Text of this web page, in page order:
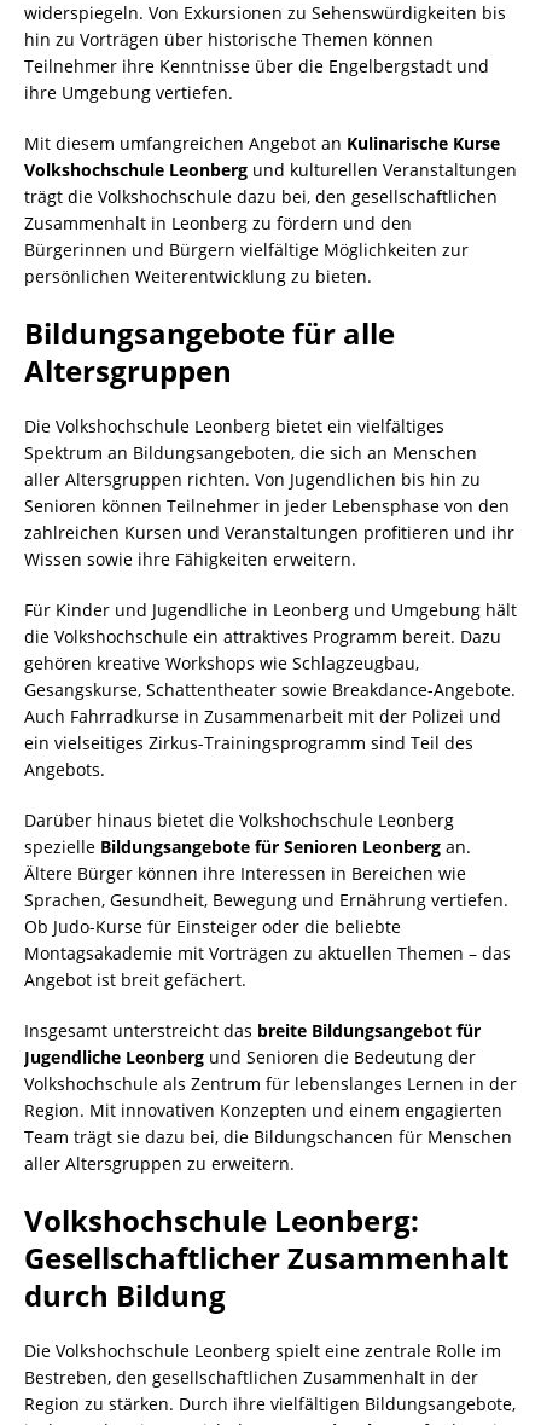
widerspiegeln. Von Exkursionen zu Sehenswürdigkeiten bis
hin zu Vorträgen über historische Themen können
Teilnehmer ihre Kenntnisse über die Engelbergstadt und
ihre Umgebung vertiefen.
Mit diesem umfangreichen Angebot an Kulinarische Kurse
Volkshochschule Leonberg und kulturellen Veranstaltungen
trägt die Volkshochschule dazu bei, den gesellschaftlichen
Zusammenhalt in Leonberg zu fördern und den
Bürgerinnen und Bürgern vielfältige Möglichkeiten zur
persönlichen Weiterentwicklung zu bieten.
Bildungsangebote für alle
Altersgruppen
Die Volkshochschule Leonberg bietet ein vielfältiges
Spektrum an Bildungsangeboten, die sich an Menschen
aller Altersgruppen richten. Von Jugendlichen bis hin zu
Senioren können Teilnehmer in jeder Lebensphase von den
zahlreichen Kursen und Veranstaltungen profitieren und ihr
Wissen sowie ihre Fähigkeiten erweitern.
Für Kinder und Jugendliche in Leonberg und Umgebung hält
die Volkshochschule ein attraktives Programm bereit. Dazu
gehören kreative Workshops wie Schlagzeugbau,
Gesangskurse, Schattentheater sowie Breakdance-Angebote.
Auch Fahrradkurse in Zusammenarbeit mit der Polizei und
ein vielseitiges Zirkus-Trainingsprogramm sind Teil des
Angebots.
Darüber hinaus bietet die Volkshochschule Leonberg
spezielle Bildungsangebote für Senioren Leonberg an.
Ältere Bürger können ihre Interessen in Bereichen wie
Sprachen, Gesundheit, Bewegung und Ernährung vertiefen.
Ob Judo-Kurse für Einsteiger oder die beliebte
Montagsakademie mit Vorträgen zu aktuellen Themen – das
Angebot ist breit gefächert.
Insgesamt unterstreicht das breite Bildungsangebot für
Jugendliche Leonberg und Senioren die Bedeutung der
Volkshochschule als Zentrum für lebenslanges Lernen in der
Region. Mit innovativen Konzepten und einem engagierten
Team trägt sie dazu bei, die Bildungschancen für Menschen
aller Altersgruppen zu erweitern.
Volkshochschule Leonberg:
Gesellschaftlicher Zusammenhalt
durch Bildung
Die Volkshochschule Leonberg spielt eine zentrale Rolle im
Bestreben, den gesellschaftlichen Zusammenhalt in der
Region zu stärken. Durch ihre vielfältigen Bildungsangebote,